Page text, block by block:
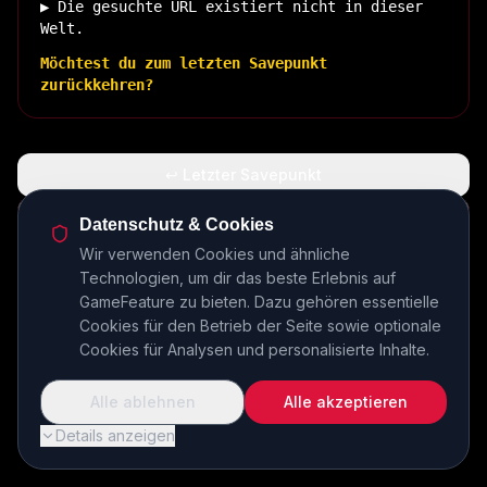
▶ Die gesuchte URL existiert nicht in dieser
Welt.
Möchtest du zum letzten Savepunkt
zurückkehren?
🏠 Zurück zur Basis
INSERT COIN TO CONTINUE...
Datenschutz & Cookies
Wir verwenden Cookies und ähnliche
Technologien, um dir das beste Erlebnis auf
GameFeature zu bieten. Dazu gehören essentielle
Cookies für den Betrieb der Seite sowie optionale
Cookies für Analysen und personalisierte Inhalte.
Details anzeigen
Alle ablehnen Alle akzeptieren